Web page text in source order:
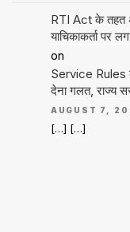
RTI Act के तहत
याचिकाकर्ता पर
on
Service Rules
देना गलत, राज्य
AUGUST 7,
[…] […]